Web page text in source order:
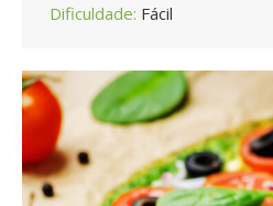
Dificuldade: Fácil